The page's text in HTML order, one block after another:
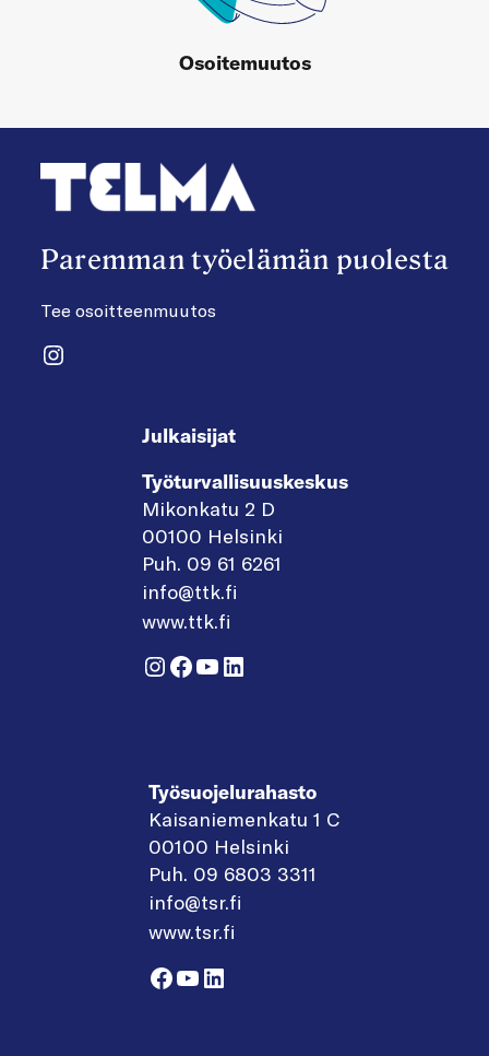
Osoitemuutos
Paremman työelämän puolesta
Tee osoitteenmuutos
Instagram
Julkaisijat
Työturvallisuuskeskus
Mikonkatu 2 D
00100 Helsinki
Puh. 09 61 6261
info@ttk.fi
www.ttk.fi
Instagram
Facebook
YouTube
LinkedIn
Työsuojelurahasto
Kaisaniemenkatu 1 C
00100 Helsinki
Puh. 09 6803 3311
info@tsr.fi
www.tsr.fi
Facebook
YouTube
LinkedIn